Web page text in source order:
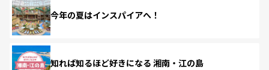
今年の夏はインスパイアへ！
知れば知るほど好きになる 湘南・江の島